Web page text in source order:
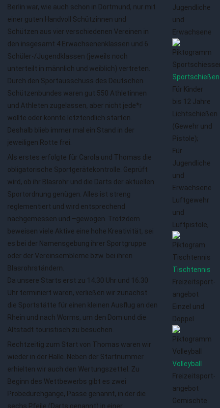
Berlin war, wie auch schon in Dortmund, nur mit
einer guten Handvoll Schützinnen und
Schützen aus vier verschiedenen Vereinen in
den insgesamt 4 Erwachsenenklassen und 6
Schüler-/Jugendklassen (jeweils noch
unterteilt in männlich und weiblich) vertreten.
Durch den Sportausschuss des Deutschen
Schützenbundes waren gut 550 Athletinnen
und Athleten zugelassen, aber nicht jede*r
wollte oder konnte letztendlich starten.
Deshalb blieb immer mal ein Stand in der
jeweiligen Rotte frei.
Als erstes erfolgte für Carola und Thomas die
obligatorische Sportgerätekontrolle. Geprüft
wird, ob ihr Blasrohr und die Darts der aktuellen
Sportordnung genügen. Alles ist streng
reglementiert und wird entsprechend
nachgemessen und –gewogen. Trotzdem
beweisen viele Aktive eine hohe Kreativität, sei
es bei der Namensgebung ihrer Sportgruppe
oder der Vereinsembleme bzw. bei ihren
Blasrohrständern.
Da unsere Starts erst zu 14.30 Uhr und 16.30
Uhr terminiert waren, verließen wir zunächst
die Sportstätte für einen kleinen Ausflug an den
Rhein und nach Worms, um den Dom und die
Altstadt touristisch zu besuchen.
Rechtzeitig zum Start von Thomas waren wir
wieder in der Halle. Neben der Startnummer
erhielten wir auch den Wertungszettel. Zu
Beginn des Wettbewerbs gibt es zwei
Probedurchgänge, Passe genannt, in der die
sechs Pfeile (Darts genannt) in einer
Jugendliche
und
Erwachsene
Sportschießen
Für Kinder
bis 12 Jahre
Lichtschießen
(Gewehr und
Pistole);
Für
Jugendliche
und
Erwachsene
Luftgewehr
und
Luftpistole,
Tischtennis
Freizeitsport­
angebot
Einzel und
Doppel
Volleyball
Freizeitsport­
angebot
Gemischte